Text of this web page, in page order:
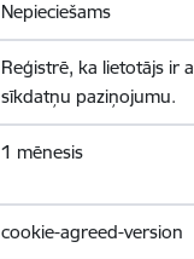
Nepieciešams
Reģistrē, ka lietotājs ir
sīkdatņu paziņojumu.
1 mēnesis
cookie-agreed-version